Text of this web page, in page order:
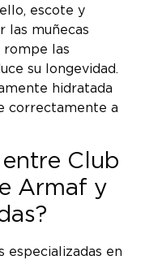
escote y
las muñecas
rompe las
su longevidad.
hidratada
correctamente a
Club
Armaf y
especializadas en